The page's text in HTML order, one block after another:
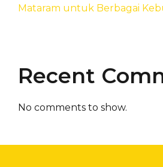
Mataram untuk Berbagai
Recent
No comments to show.